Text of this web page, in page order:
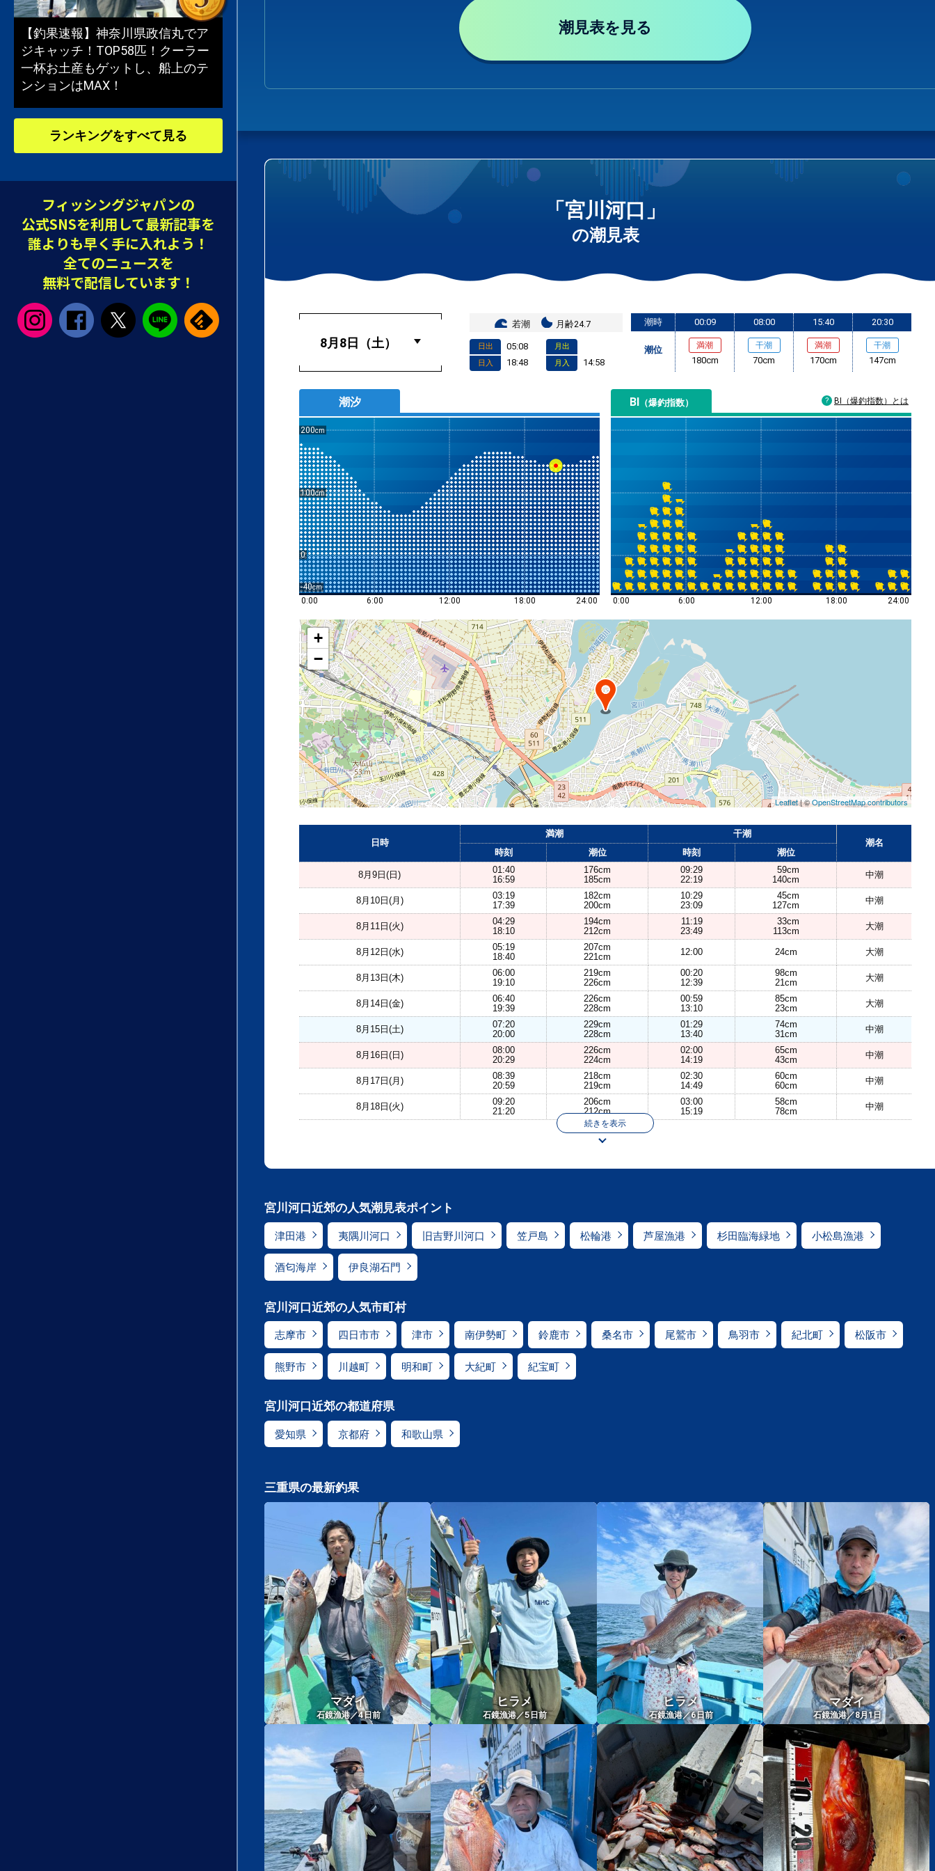
潮見表を見る
「宮川河口」
の潮見表
若潮 月齢24.7
日出 05:08
日入 18:48
月出
月入
14:58
潮時
潮位
00:09
満潮
180cm
08:00
干潮
70cm
15:40
満潮
170cm
20:30
干潮
147cm
潮汐
200
100
0
-40
0:00
6:00 12:00 18:00 24:00
BI （爆釣指数）
0:00 6:00 12:00 18:00 24:00
BI（爆釣指数）とは
+
−
Leaflet| ©OpenStreetMap contributors
日時
満潮
干潮
潮名
時刻
潮位 時刻 潮位
8月9日(日)
01:40
16:59
176cm
185cm
09:29
22:19
59cm
140cm
中潮
8月10日(月)
03:19
17:39
182cm
200cm
10:29
23:09
45cm
127cm
中潮
8月11日(火)
04:29
18:10
194cm
212cm
11:19
23:49
33cm
113cm
大潮
8月12日(水)
05:19
18:40
207cm
221cm
12:00 24cm 大潮
8月13日(木)
06:00
19:10
219cm
226cm
00:20
12:39
98cm
21cm
大潮
8月14日(金)
06:40
19:39
226cm
228cm
00:59
13:10
85cm
23cm
大潮
8月15日(土)
07:20
20:00
229cm
228cm
01:29
13:40
74cm
31cm
中潮
8月16日(日)
08:00
20:29
226cm
224cm
02:00
14:19
65cm
43cm
中潮
8月17日(月)
08:39
20:59
218cm
219cm
02:30
14:49
60cm
60cm
中潮
8月18日(火)
09:20
21:20
206cm
212cm
03:00
15:19
58cm
78cm
中潮
続きを表示
宮川河口近郊の人気潮見表ポイント
津田港 夷隅川河口 旧吉野川河口 笠戸島 松輪港 芦屋漁港 杉田臨海緑地 小松島漁港
酒匂海岸 伊良湖石門
宮川河口近郊の人気市町村
志摩市 四日市市 津市 南伊勢町 鈴鹿市 桑名市 尾鷲市 鳥羽市 紀北町 松阪市
熊野市 川越町 明和町 大紀町 紀宝町
宮川河口近郊の都道府県
愛知県 京都府 和歌山県
三重県の最新釣果
マダイ
石鏡漁港／4日前
ヒラメ
石鏡漁港／5日前
ヒラメ
石鏡漁港／6日前
マダイ
石鏡漁港／8月1日
【釣果速報】神奈川県政信丸でア
ジキャッチ！TOP58匹！クーラー
一杯お土産もゲットし、船上のテ
ンションはMAX！
ランキングをすべて見る
フィッシングジャパンの
公式SNSを利用して最新記事を
誰よりも早く手に入れよう！
全てのニュースを
無料で配信しています！